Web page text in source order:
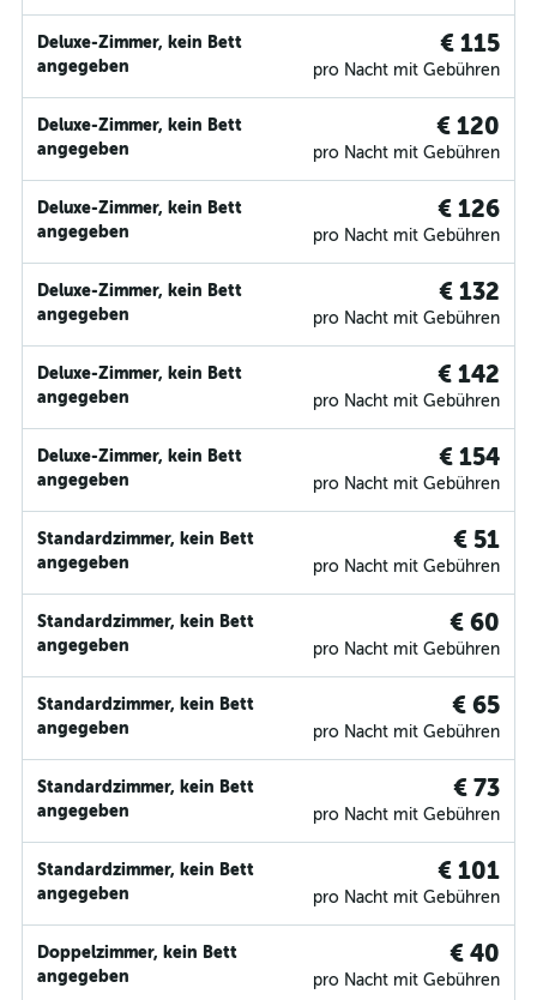
Deluxe-Zimmer, kein Bett
angegeben
€ 115
pro Nacht mit Gebühren
Deluxe-Zimmer, kein Bett
angegeben
€ 120
pro Nacht mit Gebühren
Deluxe-Zimmer, kein Bett
angegeben
€ 126
pro Nacht mit Gebühren
Deluxe-Zimmer, kein Bett
angegeben
€ 132
pro Nacht mit Gebühren
Deluxe-Zimmer, kein Bett
angegeben
€ 142
pro Nacht mit Gebühren
Deluxe-Zimmer, kein Bett
angegeben
€ 154
pro Nacht mit Gebühren
Standardzimmer, kein Bett
angegeben
€ 51
pro Nacht mit Gebühren
Standardzimmer, kein Bett
angegeben
€ 60
pro Nacht mit Gebühren
Standardzimmer, kein Bett
angegeben
€ 65
pro Nacht mit Gebühren
Standardzimmer, kein Bett
angegeben
€ 73
pro Nacht mit Gebühren
Standardzimmer, kein Bett
angegeben
€ 101
pro Nacht mit Gebühren
Doppelzimmer, kein Bett
angegeben
€ 40
pro Nacht mit Gebühren